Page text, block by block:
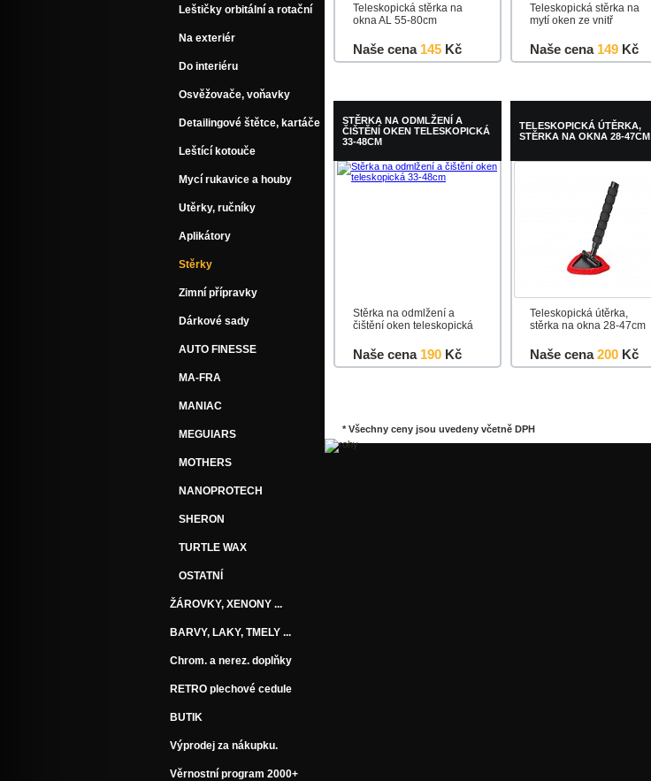
Teleskopická stěrka na
okna AL 55-80cm
Naše cena145 Kč
Teleskopická stěrka na
mytí oken ze vnitř
Naše cena149 Kč
STĚRKA NA ODMLŽENÍ A
ČIŠTĚNÍ OKEN TELESKOPICKÁ
33-48CM
Stěrka na odmlžení a
čištění oken teleskopická
Naše cena190 Kč
TELESKOPICKÁ ÚTĚRKA,
STĚRKA NA OKNA 28-47CM
Teleskopická útěrka,
stěrka na okna 28-47cm
Naše cena200 Kč
* Všechny ceny jsou uvedeny včetně DPH
Leštičky orbitální a rotační
Na exteriér
Do interiéru
Osvěžovače, voňavky
Detailingové štětce, kartáče
Leštící kotouče
Mycí rukavice a houby
Utěrky, ručníky
Aplikátory
Stěrky
Zimní přípravky
Dárkové sady
AUTO FINESSE
MA-FRA
MANIAC
MEGUIARS
MOTHERS
NANOPROTECH
SHERON
TURTLE WAX
OSTATNÍ
ŽÁROVKY, XENONY ...
BARVY, LAKY, TMELY ...
Chrom. a nerez. doplňky
RETRO plechové cedule
BUTIK
Výprodej za nákupku.
Věrnostní program 2000+